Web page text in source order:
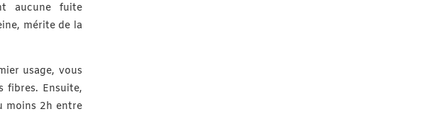
aucune fuite
mérite de la
usage, vous
fibres. Ensuite,
moins 2h entre